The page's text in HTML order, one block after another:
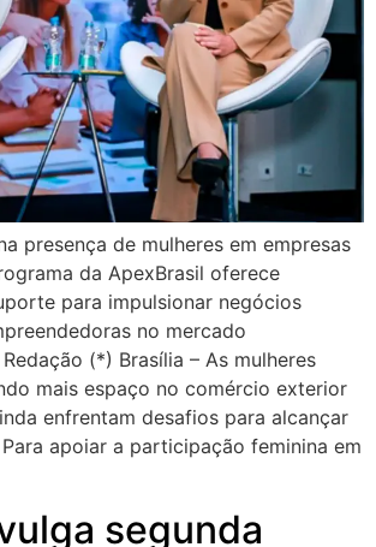
presença de mulheres em empresas
da ApexBrasil oferece
para impulsionar negócios
no mercado
(*) Brasília – As mulheres
mais espaço no comércio exterior
enfrentam desafios para alcançar
apoiar a participação feminina em
segunda